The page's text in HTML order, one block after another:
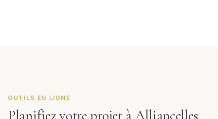
OUTILS EN LIGNE
Planifiez votre projet à Alliancelles